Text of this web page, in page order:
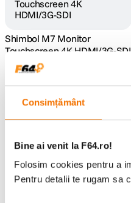
Consimțământ
Bine ai venit la F64.ro!
Folosim cookies pentru a
Pentru detalii te rugam sa
Shimbol M7 Monitor
Touchscreen 4K HDMI/3G-SDI
2.033 lei
Ai